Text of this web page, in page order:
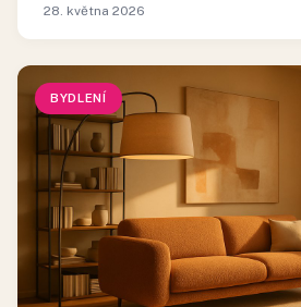
28. května 2026
BYDLENÍ